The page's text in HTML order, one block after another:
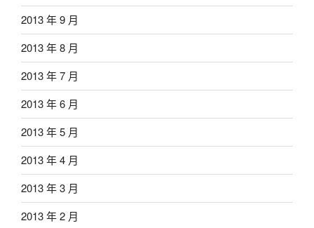
2013 年 9 月
2013 年 8 月
2013 年 7 月
2013 年 6 月
2013 年 5 月
2013 年 4 月
2013 年 3 月
2013 年 2 月